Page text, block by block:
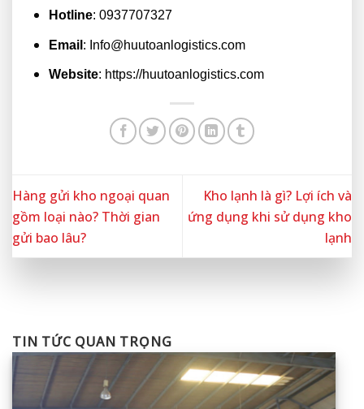
Hotline: 0937707327
Email : Info@huutoanlogistics.com
Website: https://huutoanlogistics.com
Hàng gửi kho ngoại quan
gồm loại nào? Thời gian
gửi bao lâu?
Kho lạnh là gì? Lợi ích và
ứng dụng khi sử dụng kho
lạnh
TIN TỨC QUAN TRỌNG